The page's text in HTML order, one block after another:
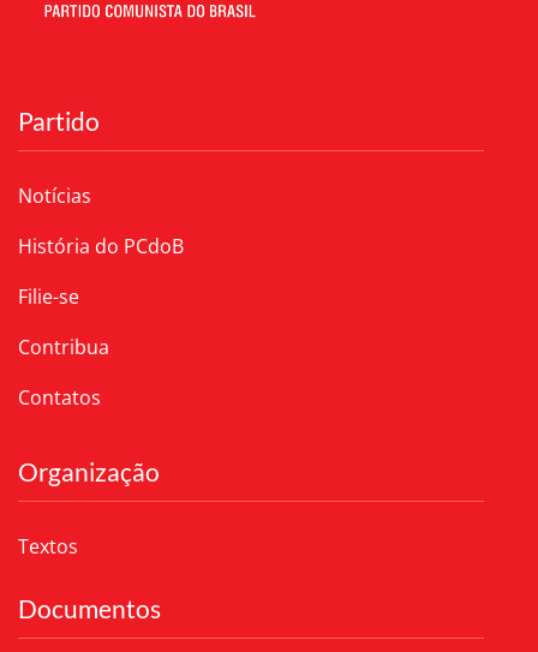
Partido
Notícias
História do PCdoB
Filie-se
Contribua
Contatos
Organização
Textos
Documentos